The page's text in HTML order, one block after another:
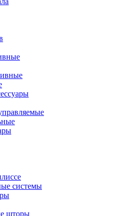
системы
шторы